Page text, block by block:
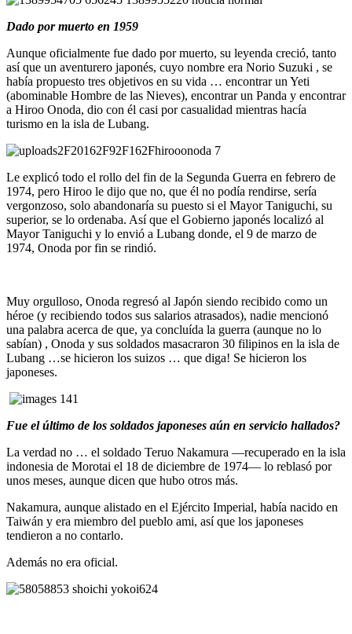
Dado por muerto en 1959
Aunque oficialmente fue dado por muerto, su leyenda creció, tanto
así que un aventurero japonés, cuyo nombre era Norio Suzuki , se
había propuesto tres objetivos en su vida … encontrar un Yeti
(abominable Hombre de las Nieves), encontrar un Panda y encontrar
a Hiroo Onoda, dio con él casi por casualidad mientras hacía
turismo en la isla de Lubang.
Le explicó todo el rollo del fin de la Segunda Guerra en febrero de
1974, pero Hiroo le dijo que no, que él no podía rendirse, sería
vergonzoso, solo abandonaría su puesto si el Mayor Taniguchi, su
superior, se lo ordenaba. Así que el Gobierno japonés localizó al
Mayor Taniguchi y lo envió a Lubang donde, el 9 de marzo de
1974, Onoda por fin se rindió.
Muy orgulloso, Onoda regresó al Japón siendo recibido como un
héroe (y recibiendo todos sus salarios atrasados), nadie mencionó
una palabra acerca de que, ya concluída la guerra (aunque no lo
sabían) , Onoda y sus soldados masacraron 30 filipinos en la isla de
Lubang …se hicieron los suizos … que diga! Se hicieron los
japoneses.
Fue el último de los soldados japoneses aún en servicio hallados?
La verdad no … el soldado Teruo Nakamura —recuperado en la isla
indonesia de Morotai el 18 de diciembre de 1974— lo reblasó por
unos meses, aunque dicen que hubo otros más.
Nakamura, aunque alistado en el Ejército Imperial, había nacido en
Taiwán y era miembro del pueblo ami, así que los japoneses
tendieron a no contarlo.
Además no era oficial.